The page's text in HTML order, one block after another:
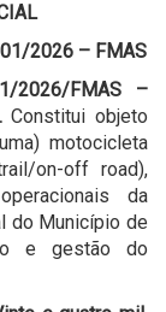
2026 – FMAS
2026/FMAS –
Constitui objeto
motocicleta
on-off road),
da
do Município de
e gestão do